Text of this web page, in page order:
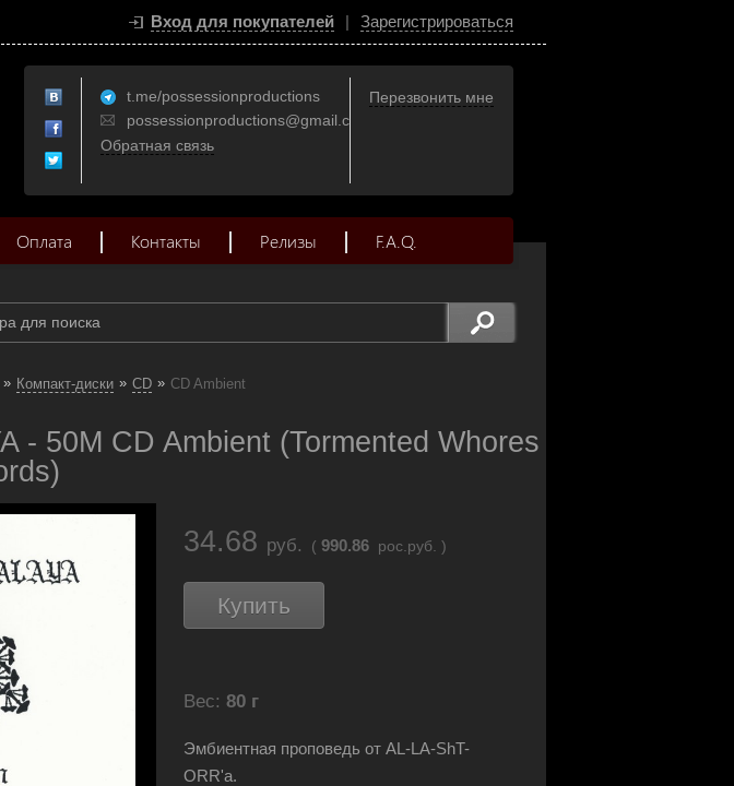
Вход для покупателей | Зарегистрироваться
t.me/possessionproductions
possessionproductions@gmail.com
Обратная связь
Перезвонить мне
Оплата Контакты Релизы F.A.Q.
» Компакт-диски » CD » CD Ambient
- 50M CD Ambient (Tormented Whores
34.68 руб. ( 990.86 рос.руб. )
Купить
Вес: 80 г
Эмбиентная проповедь от AL-LA-ShT-
ORR'а.